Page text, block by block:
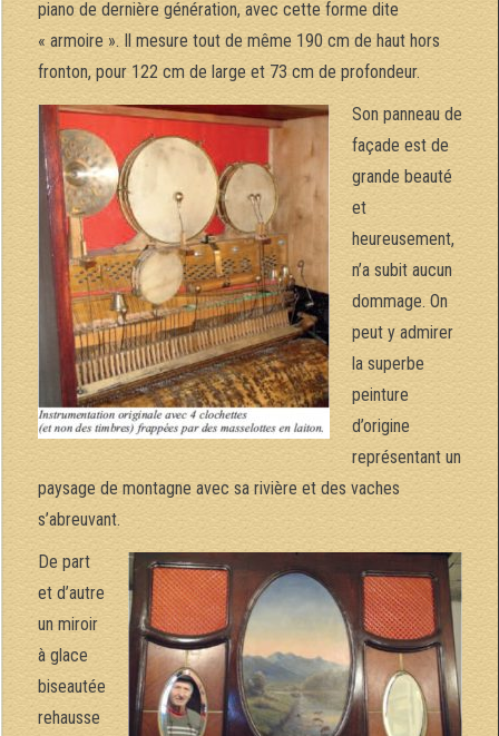
piano de dernière génération, avec cette forme dite
« armoire ». Il mesure tout de même 190 cm de haut hors
fronton, pour 122 cm de large et 73 cm de profondeur.
Son panneau de
façade est de
grande beauté
et
heureusement,
n’a subit aucun
dommage. On
peut y admirer
la superbe
peinture
d’origine
représentant un
paysage de montagne avec sa rivière et des vaches
s’abreuvant.
De part
et d’autre
un miroir
à glace
biseautée
rehausse